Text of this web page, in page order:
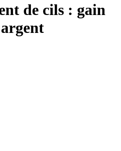
de cils : gain